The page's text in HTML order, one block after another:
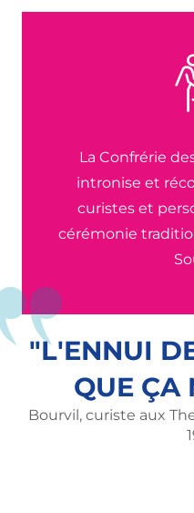
La Confrérie
intronise et
curistes et
cérémonie
"L'ENNUI
QUE ÇA
Bourvil, curiste aux